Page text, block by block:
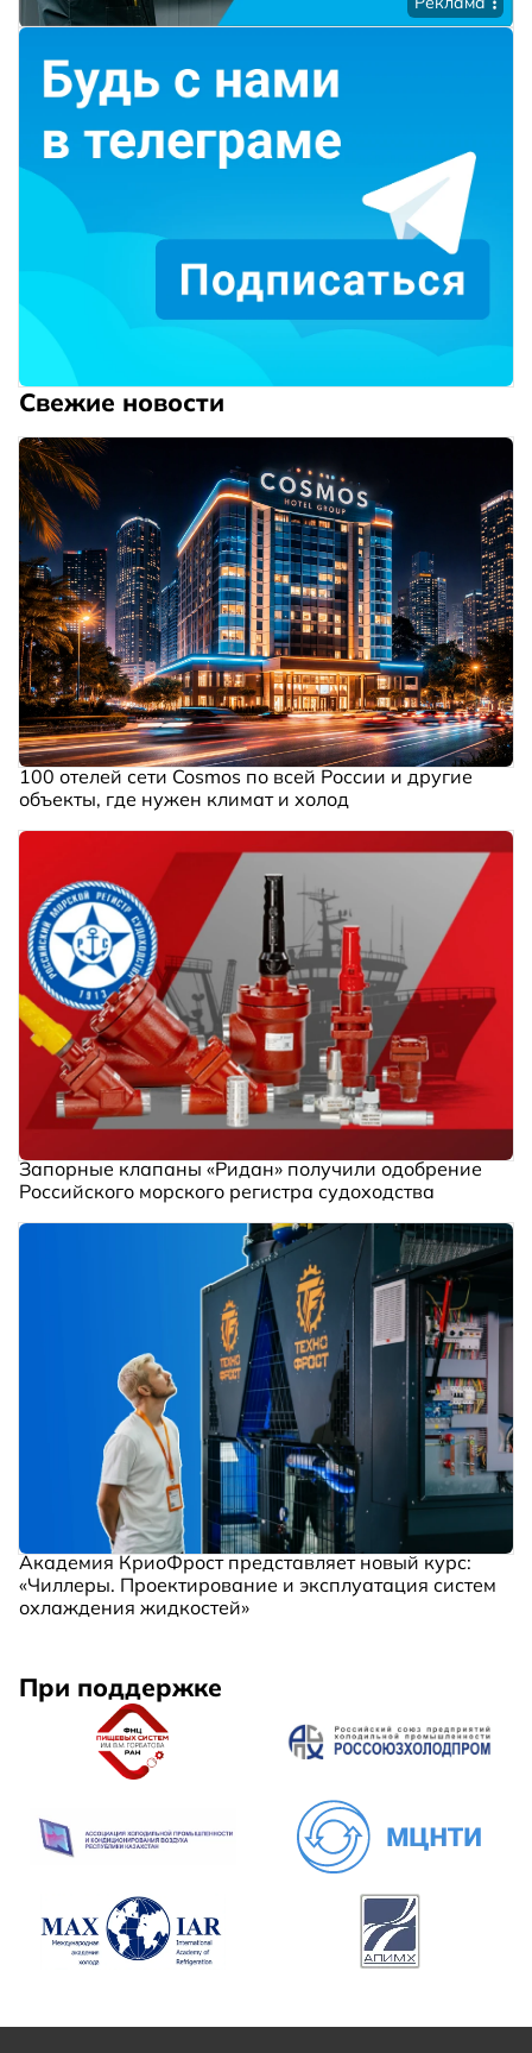
Свежие новости
100 отелей сети Cosmos по всей России и другие
объекты, где нужен климат и холод
Запорные клапаны «Ридан» получили одобрение
Российского морского регистра судоходства
Академия КриоФрост представляет новый курс:
«Чиллеры. Проектирование и эксплуатация систем
охлаждения жидкостей»
При поддержке